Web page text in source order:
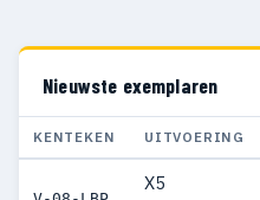
Nieuwste exemplaren
KENTEKEN UITVOERING
X5